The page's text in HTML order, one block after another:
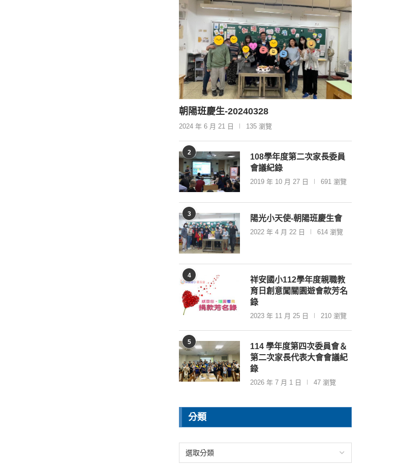
朝陽班慶生-20240328
2024 年 6 月 21 日 135 瀏覽
2
108學年度第二次家長委員
會議紀錄
2019 年 10 月 27 日 691 瀏覽
3
陽光小天使-朝陽班慶生會
2022 年 4 月 22 日 614 瀏覽
4
祥安國小112學年度親職教
育日創意闖關園遊會款芳名
錄
2023 年 11 月 25 日 210 瀏覽
5
114 學年度第四次委員會＆
第二次家長代表大會會議紀
錄
2026 年 7 月 1 日 47 瀏覽
分類